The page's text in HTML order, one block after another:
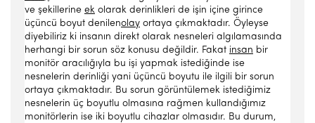
ve şekillerine ek olarak derinlikleri de işin içine girince
üçüncü boyut denilenolay ortaya çıkmaktadır. Öyleyse
diyebiliriz ki insanın direkt olarak nesneleri algılamasında
herhangi bir sorun söz konusu değildir. Fakat insan bir
monitör aracılığıyla bu işi yapmak istediğinde ise
nesnelerin derinliği yani üçüncü boyutu ile ilgili bir sorun
ortaya çıkmaktadır. Bu sorun görüntülemek istediğimiz
nesnelerin üç boyutlu olmasına rağmen kullandığımız
monitörlerin ise iki boyutlu cihazlar olmasıdır. Bu durum,